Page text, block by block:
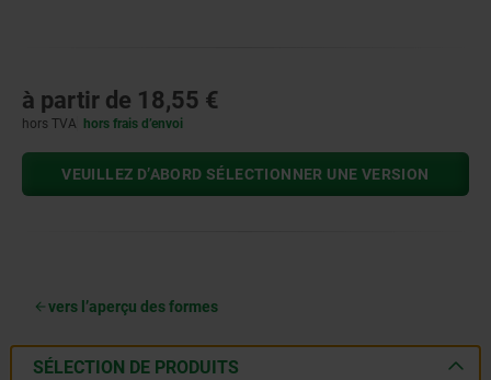
à partir de 18,55 €
hors TVA hors frais d’envoi
VEUILLEZ D’ABORD SÉLECTIONNER UNE VERSION
vers l’aperçu des formes
SÉLECTION DE PRODUITS